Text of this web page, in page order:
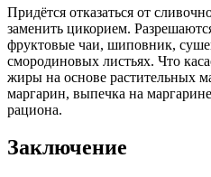
Придётся отказаться от
заменить цикорием.
фруктовые чаи, шиповник,
смородиновых листьях. Что
жиры на основе растительных
маргарин, выпечка на
рациона.
Заключение